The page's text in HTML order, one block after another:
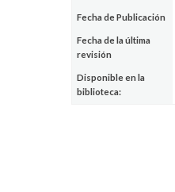
Fecha de Publicación
Fecha de la última
revisión
Disponible en la
biblioteca: